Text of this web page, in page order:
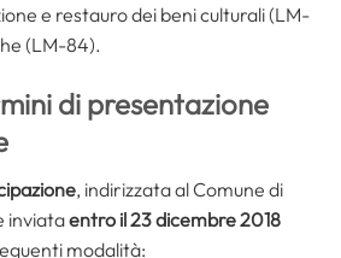
e restauro dei beni culturali (LM-
(LM-84).
di presentazione
, indirizzata al Comune di
inviataentro il 23 dicembre 2018
modalità: